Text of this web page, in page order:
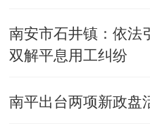
南安市石井镇：依法
双解平息用工纠纷
南平出台两项新政盘